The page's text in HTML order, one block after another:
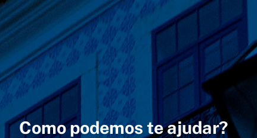
Como podemos te ajudar?